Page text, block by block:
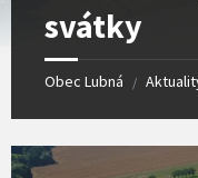
svátky
Obec Lubná /